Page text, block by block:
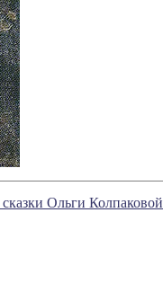
Ольги Колпаковой